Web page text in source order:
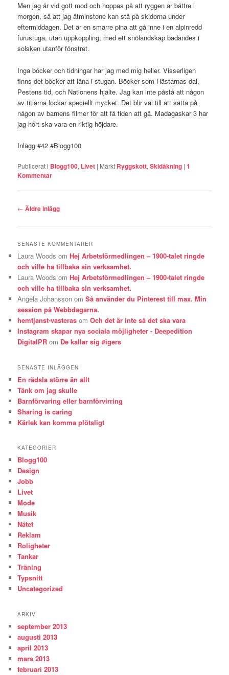
Men jag är vid gott mod och hoppas på att ryggen är bättre i
morgon, så att jag åtminstone kan stå på skidorna under
eftermiddagen. Det är en smärre pina att gå inne i en alpinredd
furustuga, utan uppkoppling, med ett snölandskap badandes i
solsken utanför fönstret.
Inga böcker och tidningar har jag med mig heller. Visserligen
finns det böcker att låna i stugan. Böcker som Hästarnas dal,
Pestens tid, och Nationens hjälte. Jag kan inte påstå att någon
av titlarna lockar speciellt mycket. Det blir väl till att sätta på
någon av barnens filmer för att få tiden att gå. Madagaskar 3 har
jag hört ska vara en riktig höjdare.
Inlägg #42 #Blogg100
Publicerat i Blogg100, Livet | Märkt Ryggskott,Skidåkning |1
Kommentar
Inläggsnavigering
← Äldre inlägg
SENASTE KOMMENTARER
Laura Woods omHej Arbetsförmedlingen – 1900-talet ringde
och ville ha tillbaka sin verksamhet.
Laura Woods omHej Arbetsförmedlingen – 1900-talet ringde
och ville ha tillbaka sin verksamhet.
Angela Johansson omSå använder du Pinterest till max. Min
session på Webbdagarna.
hemtjanst-vasteras omOch det är inte så det ska vara
Instagram skapar nya sociala möjligheter - Deepedition
DigitalPR om De kallar sig #igers
SENASTE INLÄGGEN
En rädsla större än allt
Tänk om jag skulle
Barnförvaring eller barnförvirring
Sharing is caring
Kärlek kan komma plötsligt
KATEGORIER
Blogg100
Design
Jobb
Livet
Mode
Musik
Nätet
Reklam
Roligheter
Tankar
Träning
Typsnitt
Uncategorized
ARKIV
september 2013
augusti 2013
april 2013
mars 2013
februari 2013